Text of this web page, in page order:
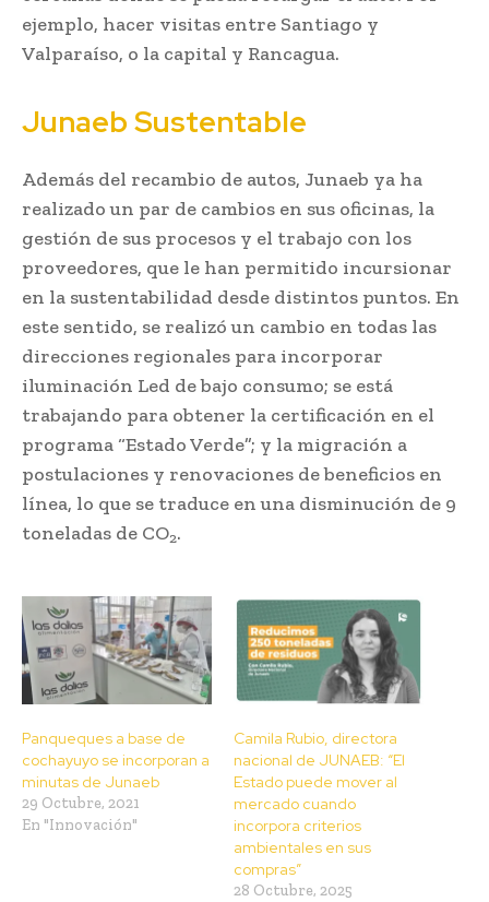
ejemplo, hacer visitas entre Santiago y
Valparaíso, o la capital y Rancagua.
Junaeb Sustentable
Además del recambio de autos, Junaeb ya ha
realizado un par de cambios en sus oficinas, la
gestión de sus procesos y el trabajo con los
proveedores, que le han permitido incursionar
en la sustentabilidad desde distintos puntos. En
este sentido, se realizó un cambio en todas las
direcciones regionales para incorporar
iluminación Led de bajo consumo; se está
trabajando para obtener la certificación en el
programa “Estado Verde”; y la migración a
postulaciones y renovaciones de beneficios en
línea, lo que se traduce en una disminución de 9
toneladas de CO2.
Panqueques a base de
cochayuyo se incorporan a
minutas de Junaeb
29 Octubre, 2021
En "Innovación"
Camila Rubio, directora
nacional de JUNAEB: “El
Estado puede mover al
mercado cuando
incorpora criterios
ambientales en sus
compras”
28 Octubre, 2025